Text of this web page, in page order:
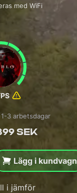
med WiFi
SEK
3 arbetsdagar
Lägg i kundvagn
i jämför